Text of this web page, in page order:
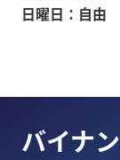
日曜日：自由
バイナ